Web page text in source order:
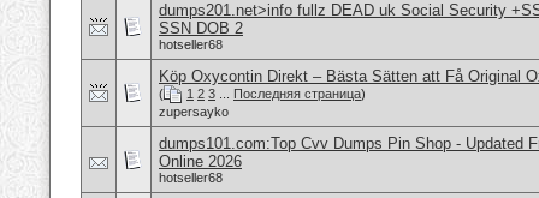
dumps201.net>info fullz DEAD uk Social Security
SSN DOB 2
hotseller68
Köp Oxycontin Direkt – Bästa Sätten att Få Original
( 1 2 3 Последняя страница)
zupersayko
dumps101.com:Top Cvv Dumps Pin Shop - Updated
Online 2026
hotseller68